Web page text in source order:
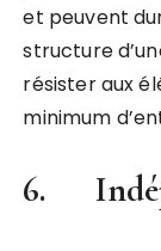
et peuvent
structure
résister aux
minimum
6.